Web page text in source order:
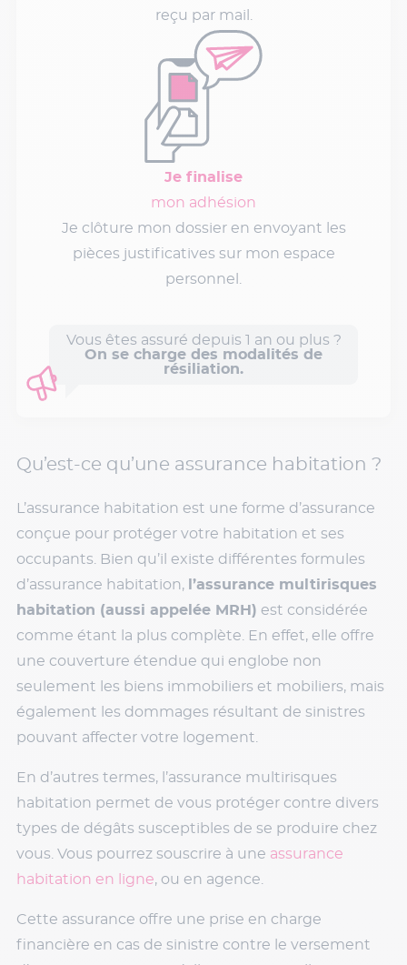
reçu par mail.
Je finalise
mon adhésion
Je clôture mon dossier en envoyant les
pièces justificatives sur mon espace
personnel.
Vous êtes assuré depuis 1 an ou plus ?
On se charge des modalités de
résiliation.
Qu’est-ce qu’une assurance habitation ?
L’assurance habitation est une forme d’assurance
conçue pour protéger votre habitation et ses
occupants. Bien qu’il existe différentes formules
d’assurance habitation, l’assurance multirisques
habitation (aussi appelée MRH) est considérée
comme étant la plus complète. En effet, elle offre
une couverture étendue qui englobe non
seulement les biens immobiliers et mobiliers, mais
également les dommages résultant de sinistres
pouvant affecter votre logement.
En d’autres termes, l’assurance multirisques
habitation permet de vous protéger contre divers
types de dégâts susceptibles de se produire chez
vous. Vous pourrez souscrire à une assurance
habitation en ligne, ou en agence.
Cette assurance offre une prise en charge
financière en cas de sinistre contre le versement